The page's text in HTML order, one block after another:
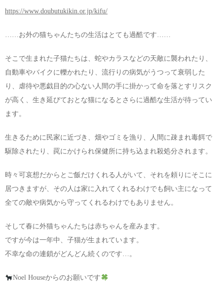
https://www.doubutukikin.or.jp/kifu/
……お外の猫ちゃんたちの生活はとても過酷です……
そこで生まれた子猫たちは、蛇やカラスなどの天敵に襲われたり、
自動車やバイクに轢かれたり、流行りの病気がうつって衰弱した
り、虐待や悪戯目的の心ない人間の手に掛かって命を落とすリスク
が高く、生き延びておとな猫になるとさらに過酷な生活が待ってい
ます。
生きるために民家に近づき、畑やゴミを漁り、人間に疎まれ毒餌で
駆除されたり、罠にかけられ保健所に持ち込まれ殺処分されます。
時々可哀想だからとご飯だけくれる人がいて、それを頼りにそこに
居つきますが、その人は家に入れてくれるわけでも飼い主になって
全ての敵や病気から守ってくれるわけでもありません。
そして春に外猫ちゃんたちは赤ちゃんを産みます。
ですが今は一年中、子猫が生まれています。
不幸な命の連鎖がどんどん続くのです…。
Noel Houseからのお願いです